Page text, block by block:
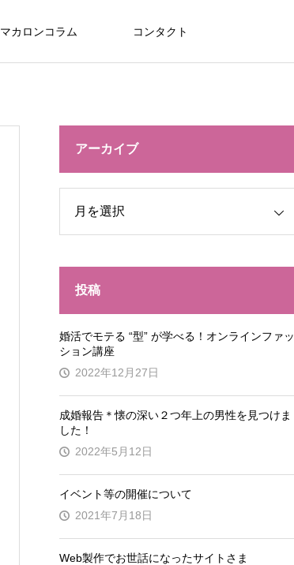
マカロンコラム コンタクト
アーカイブ
投稿
婚活でモテる “型” が学べる！オンラインファッ
ション講座
2022年12月27日
成婚報告＊懐の深い２つ年上の男性を見つけま
した！
2022年5月12日
イベント等の開催について
2021年7月18日
Web製作でお世話になったサイトさま